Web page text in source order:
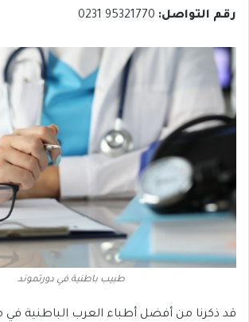
رقم التواصل:
طبيب باطنية في دورتموند
قد ذكرنا من أفضل أطباء العرب الباطنية في